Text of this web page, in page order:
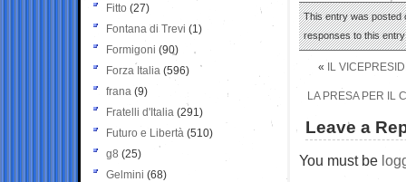
This entry was posted
responses to this
« IL
LA PRESA PER IL
Leave a
You must be
Fitto (27)
Fontana di Trevi (1)
Formigoni (90)
Forza Italia (596)
frana (9)
Fratelli d'Italia (291)
Futuro e Libertà (510)
g8 (25)
Gelmini (68)